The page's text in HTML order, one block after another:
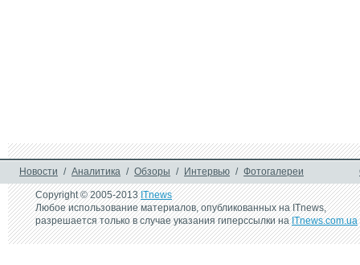
Новости / Аналитика / Обзоры / Интервью / Фотогалереи
Copyright © 2005-2013ITnews
Любое использование материалов, опубликованных на ITnews,
разрешается только в случае указания гиперссылки наITnews.com.ua